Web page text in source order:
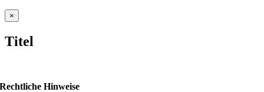
Close
product
view
×
Titel
Rechtliche Hinweise